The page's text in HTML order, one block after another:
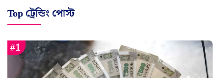
Top ট্রেন্ডিং পোস্ট